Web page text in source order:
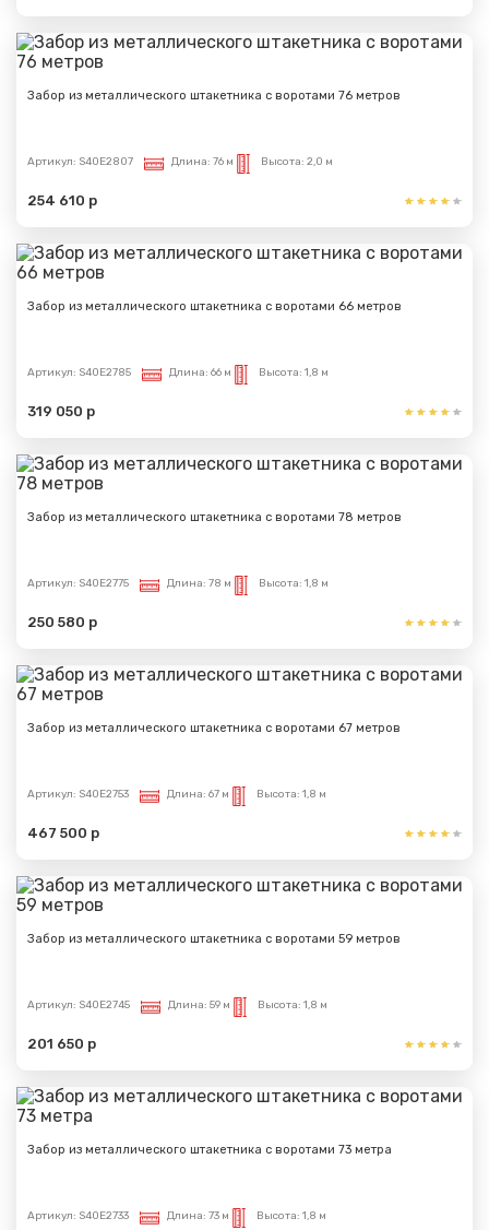
Забор из металлического штакетника с воротами 76 метров
Артикул: S40E2807 Длина: 76 м Высота: 2,0 м
254 610 р
Забор из металлического штакетника с воротами 66 метров
Артикул: S40E2785 Длина: 66 м Высота: 1,8 м
319 050 р
Забор из металлического штакетника с воротами 78 метров
Артикул: S40E2775 Длина: 78 м Высота: 1,8 м
250 580 р
Забор из металлического штакетника с воротами 67 метров
Артикул: S40E2753 Длина: 67 м Высота: 1,8 м
467 500 р
Забор из металлического штакетника с воротами 59 метров
Артикул: S40E2745 Длина: 59 м Высота: 1,8 м
201 650 р
Забор из металлического штакетника с воротами 73 метра
Артикул: S40E2733 Длина: 73 м Высота: 1,8 м